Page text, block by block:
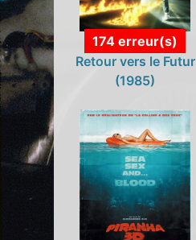
174 erreur(s)
Retour vers le Futur
(1985)